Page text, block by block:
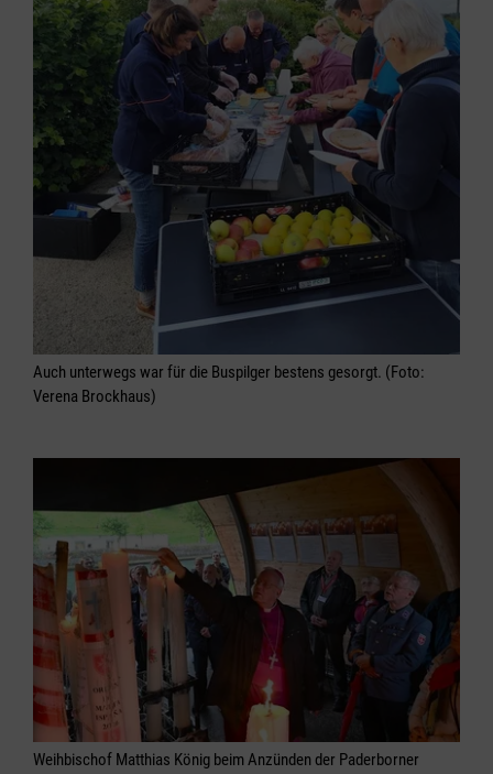
Auch unterwegs war für die Buspilger bestens gesorgt. (Foto:
Verena Brockhaus)
Weihbischof Matthias König beim Anzünden der Paderborner